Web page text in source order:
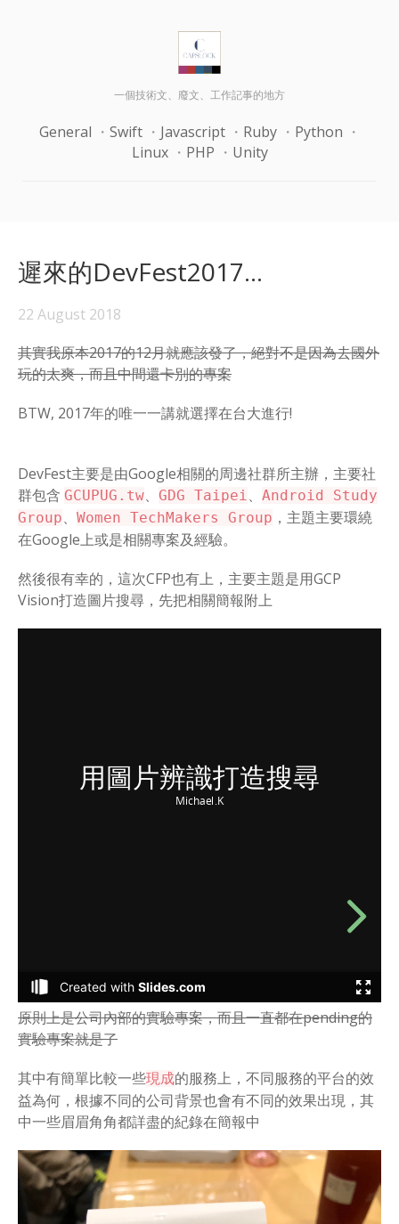
一個技術文、廢文、工作記事的地方
General Swift Javascript Ruby
Python
Linux
PHP Unity
遲來的DevFest2017...
22 August 2018
其實我原本2017的12月就應該發了，絕對不是因為去國外
玩的太爽，而且中間還卡別的專案
BTW, 2017年的唯一一講就選擇在台大進行!
DevFest主要是由Google相關的周邊社群所主辦，主要社
群包含 GCUPUG.tw、 GDG Taipei、 Android Study
Group、 Women TechMakers Group ，主題主要環繞
在Google上或是相關專案及經驗。
然後很有幸的，這次CFP也有上，主要主題是用GCP
Vision打造圖片搜尋，先把相關簡報附上
原則上是公司內部的實驗專案，而且一直都在pending的
實驗專案就是了
其中有簡單比較一些現成的服務上，不同服務的平台的效
益為何，根據不同的公司背景也會有不同的效果出現，其
中一些眉眉角角都詳盡的紀錄在簡報中